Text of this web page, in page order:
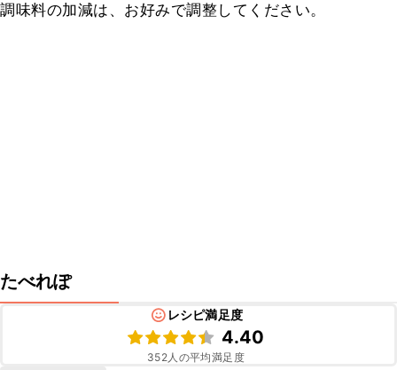
調味料の加減は、お好みで調整してください。
たべれぽ
レシピ満足度
4.40
352人の平均満足度